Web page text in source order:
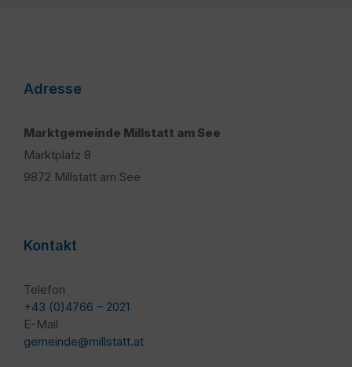
Adresse
Marktgemeinde Millstatt am See
Marktplatz 8
9872 Millstatt am See
Kontakt
Telefon
+43 (0)4766 – 2021
E-Mail
gemeinde@millstatt.at